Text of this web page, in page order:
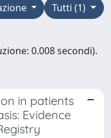
Tutti (1)
0.008 secondi).
in patients
Evidence